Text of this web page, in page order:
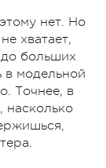
нет. Но
хватает,
больших
в модельной
Точнее, в
насколько